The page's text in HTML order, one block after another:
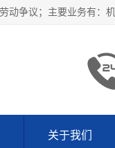
关于我们